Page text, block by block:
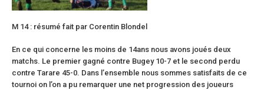
M 14 : résumé fait par Corentin Blondel
En ce qui concerne les moins de 14ans nous avons joués deux
matchs. Le premier gagné contre Bugey 10-7 et le second perdu
contre Tarare 45-0. Dans l’ensemble nous sommes satisfaits de ce
tournoi on l’on a pu remarquer une net progression des joueurs